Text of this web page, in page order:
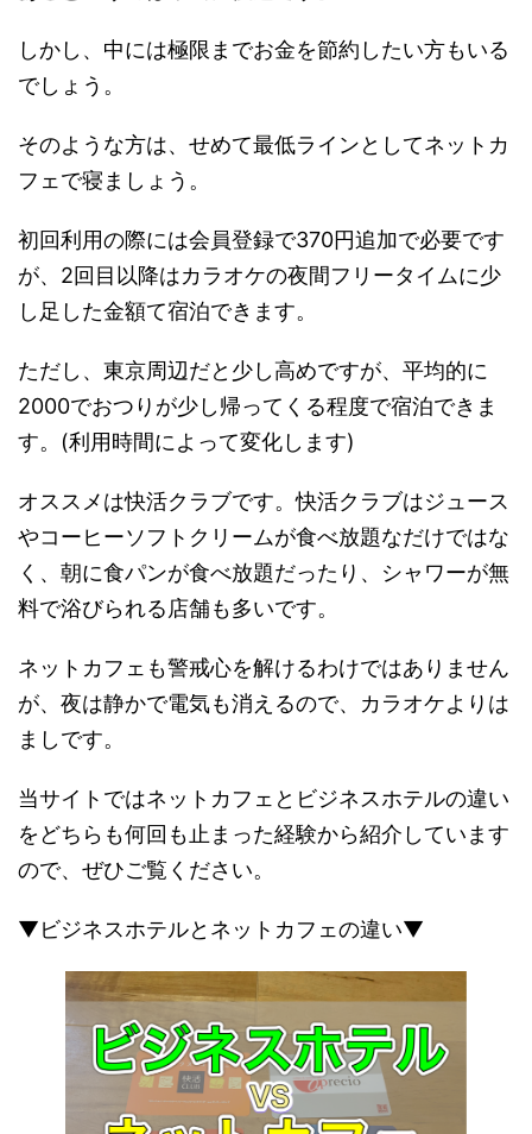
しかし、中には極限までお金を節約したい方もいる
でしょう。
そのような方は、せめて最低ラインとしてネットカ
フェで寝ましょう。
初回利用の際には会員登録で370円追加で必要です
が、2回目以降はカラオケの夜間フリータイムに少
し足した金額て宿泊できます。
ただし、東京周辺だと少し高めですが、平均的に
2000でおつりが少し帰ってくる程度で宿泊できま
す。(利用時間によって変化します)
オススメは快活クラブです。快活クラブはジュース
やコーヒーソフトクリームが食べ放題なだけではな
く、朝に食パンが食べ放題だったり、シャワーが無
料で浴びられる店舗も多いです。
ネットカフェも警戒心を解けるわけではありません
が、夜は静かで電気も消えるので、カラオケよりは
ましです。
当サイトではネットカフェとビジネスホテルの違い
をどちらも何回も止まった経験から紹介しています
ので、ぜひご覧ください。
▼ビジネスホテルとネットカフェの違い▼